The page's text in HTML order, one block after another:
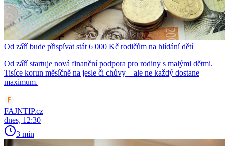
Od září bude přispívat stát 6 000 Kč rodičům na hlídání dětí
Od září startuje nová finanční podpora pro rodiny s malými dětmi.
Tisíce korun měsíčně na jesle či chůvy – ale ne každý dostane
maximum.
FAJNTIP.cz
dnes, 12:30
3 min